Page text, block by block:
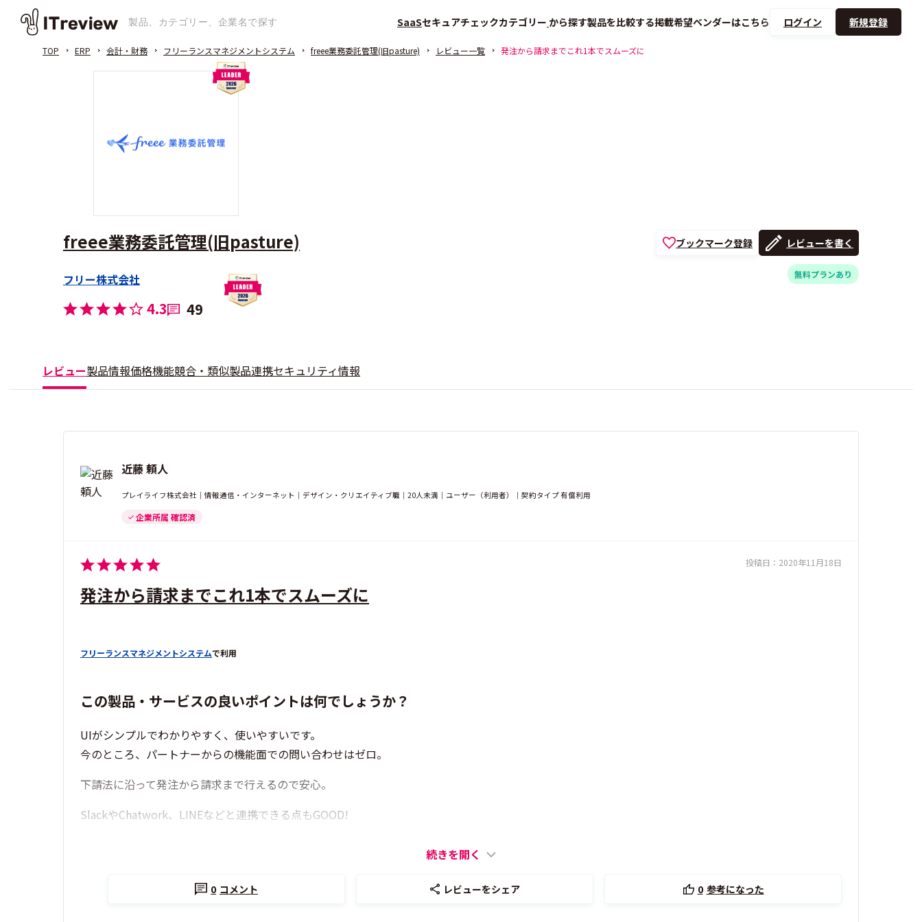
SaaSセキュアチェックカテゴリー から探す製品を比較する掲載希望ベンダーはこちら ログイン 新規登録
TOP ERP 会計・財務 フリーランスマネジメントシステム freee業務委託管理(旧pasture) レビュー一覧 発注から請求までこれ1本でスムーズに
freee業務委託管理(旧pasture)
フリー株式会社
4.3 49
ブックマーク登録 レビューを書く
無料プランあり
レビュー製品情報価格機能競合・類似製品連携セキュリティ情報
近藤 頼人
プレイライフ株式会社｜情報通信・インターネット｜デザイン・クリエイティブ職｜20人未満｜ユーザー（利用者）｜契約タイプ 有償利用
企業所属 確認済
投稿日： 2020年11月18日
発注から請求までこれ1本でスムーズに
フリーランスマネジメントシステムで利用
この製品・サービスの良いポイントは何でしょうか？
UIがシンプルでわかりやすく、使いやすいです。
今のところ、パートナーからの機能面での問い合わせはゼロ。
下請法に沿って発注から請求まで行えるので安心。
SlackやChatwork、LINEなどと連携できる点もGOOD!
続きを開く
0 コメント レビューをシェア 0 参考になった